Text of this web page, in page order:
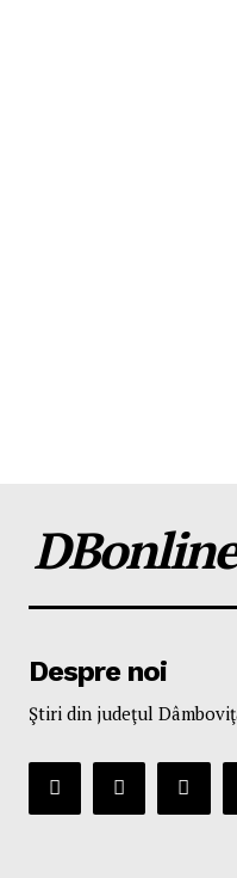
Despre noi
Ştiri din judeţul